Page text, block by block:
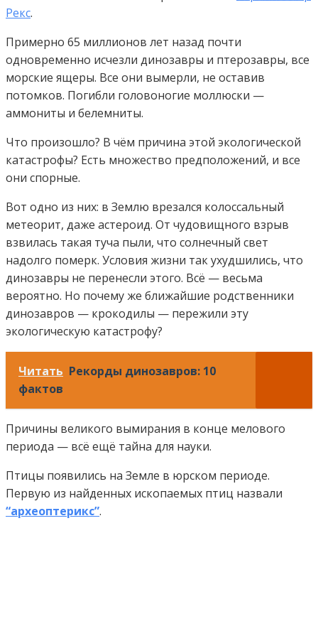
Рекс.
Примерно 65 миллионов лет назад почти
одновременно исчезли динозавры и птерозавры, все
морские ящеры. Все они вымерли, не оставив
потомков. Погибли головоногие моллюски —
аммониты и белемниты.
Что произошло? В чём причина этой экологической
катастрофы? Есть множество предположений, и все
они спорные.
Вот одно из них: в Землю врезался колоссальный
метеорит, даже астероид. От чудовищного взрыв
взвилась такая туча пыли, что солнечный свет
надолго померк. Условия жизни так ухудшились, что
динозавры не перенесли этого. Всё — весьма
вероятно. Но почему же ближайшие родственники
динозавров — крокодилы — пережили эту
экологическую катастрофу?
Читать Рекорды динозавров: 10
фактов
Причины великого вымирания в конце мелового
периода — всё ещё тайна для науки.
Птицы появились на Земле в юрском периоде.
Первую из найденных ископаемых птиц назвали
“археоптерикс”.